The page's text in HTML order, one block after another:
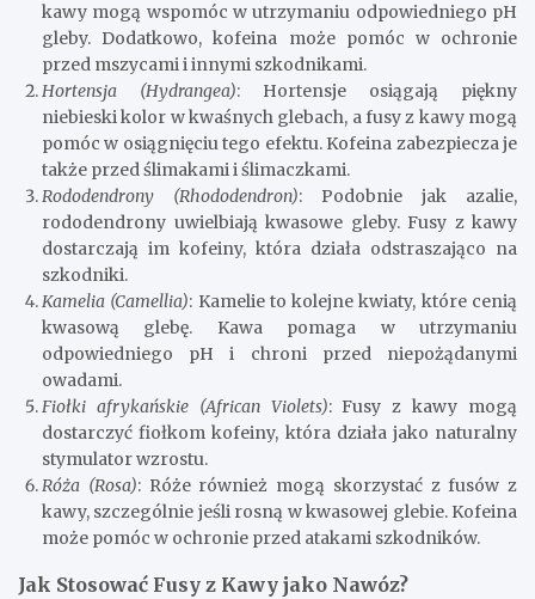
kawy mogą wspomóc w utrzymaniu odpowiedniego pH
gleby. Dodatkowo, kofeina może pomóc w ochronie
przed mszycami i innymi szkodnikami.
Hortensja (Hydrangea): Hortensje osiągają piękny
niebieski kolor w kwaśnych glebach, a fusy z kawy mogą
pomóc w osiągnięciu tego efektu. Kofeina zabezpiecza je
także przed ślimakami i ślimaczkami.
Rododendrony (Rhododendron): Podobnie jak azalie,
rododendrony uwielbiają kwasowe gleby. Fusy z kawy
dostarczają im kofeiny, która działa odstraszająco na
szkodniki.
Kamelia (Camellia): Kamelie to kolejne kwiaty, które cenią
kwasową glebę. Kawa pomaga w utrzymaniu
odpowiedniego pH i chroni przed niepożądanymi
owadami.
Fiołki afrykańskie (African Violets): Fusy z kawy mogą
dostarczyć fiołkom kofeiny, która działa jako naturalny
stymulator wzrostu.
Róża (Rosa): Róże również mogą skorzystać z fusów z
kawy, szczególnie jeśli rosną w kwasowej glebie. Kofeina
może pomóc w ochronie przed atakami szkodników.
Jak Stosować Fusy z Kawy jako Nawóz?